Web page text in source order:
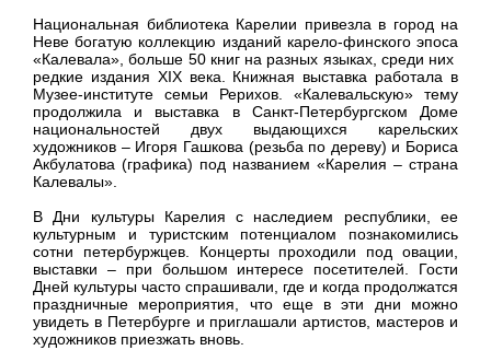
Национальная библиотека Карелии привезла в город на
Неве богатую коллекцию изданий карело-финского эпоса
«Калевала», больше 50 книг на разных языках, среди них
редкие издания XIX века. Книжная выставка работала в
Музее-институте семьи Рерихов. «Калевальскую» тему
продолжила и выставка в Санкт-Петербургском Доме
национальностей двух выдающихся карельских
художников – Игоря Гашкова (резьба по дереву) и Бориса
Акбулатова (графика) под названием «Карелия – страна
Калевалы».
В Дни культуры Карелия с наследием республики, ее
культурным и туристским потенциалом познакомились
сотни петербуржцев. Концерты проходили под овации,
выставки – при большом интересе посетителей. Гости
Дней культуры часто спрашивали, где и когда продолжатся
праздничные мероприятия, что еще в эти дни можно
увидеть в Петербурге и приглашали артистов, мастеров и
художников приезжать вновь.